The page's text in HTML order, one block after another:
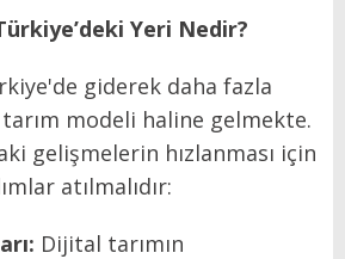
Yeri Nedir?
giderek daha fazla
modeli haline gelmekte.
gelişmelerin hızlanması için
atılmalıdır:
Dijital tarımın